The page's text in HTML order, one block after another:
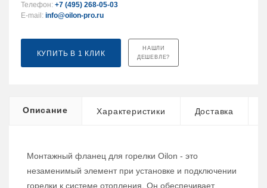
Телефон: +7 (495) 268-05-03
E-mail: info@oilon-pro.ru
КУПИТЬ В 1 КЛИК
НАШЛИ
ДЕШЕВЛЕ?
Описание Характеристики Доставка
Монтажный фланец для горелки Oilon - это
незаменимый элемент при установке и подключении
горелки к системе отопления. Он обеспечивает